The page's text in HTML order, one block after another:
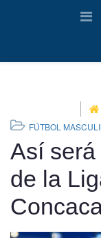
FÚTBOL
Así será
de la